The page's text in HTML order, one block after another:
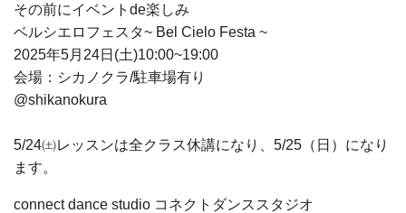
その前にイベントde楽しみ
ベルシエロフェスタ~ Bel Cielo Festa ~
2025年5月24日(土)10:00~19:00
会場：シカノクラ/駐車場有り
@shikanokura
5/24㈯レッスンは全クラス休講になり、5/25（日）になり
ます。
connect dance studio コネクトダンススタジオ